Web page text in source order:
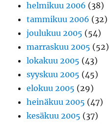
helmikuu 2006 (38)
tammikuu 2006 (32)
joulukuu 2005 (54)
marraskuu 2005 (52)
lokakuu 2005 (43)
syyskuu 2005 (45)
elokuu 2005 (29)
heinäkuu 2005 (47)
kesäkuu 2005 (37)